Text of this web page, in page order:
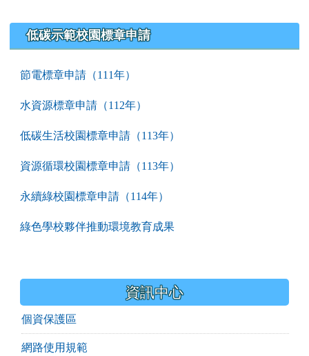
低碳示範校園標章申請
節電標章申請（111年）
水資源標章申請（112年）
低碳生活校園標章申請（113年）
資源循環校園標章申請（113年）
永續綠校園標章申請（114年）
綠色學校夥伴推動環境教育成果
資訊中心
個資保護區
網路使用規範